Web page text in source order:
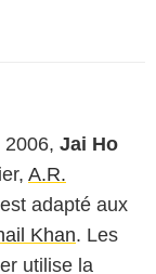
2006, Jai Ho
A.R.
adapté aux
Khan. Les
utilise la